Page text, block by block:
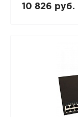
10 826 руб.